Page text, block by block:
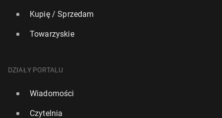
Reuters: USA pracują nad por­ta­lem, który ma dawać
dostęp do treści za­blo­ko­wa­nych w krajach Europy
Kupię / Sprzedam
Towarzyskie
DZIAŁY PORTALU
Wiadomości
Czytelnia